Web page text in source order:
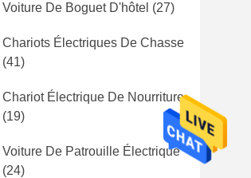
Voiture De Boguet D'hôtel (27)
Chariots Électriques De Chasse
(41)
Chariot Électrique De Nourriture
(19)
Voiture De Patrouille Électrique
(24)